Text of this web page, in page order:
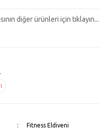
diğer ürünleri için tıklayın...
Fitness Eldiveni